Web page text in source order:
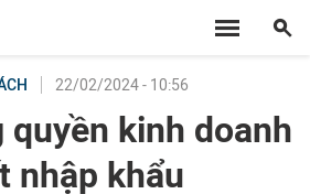
22/02/2024 - 10:56
quyền kinh doanh
nhập khẩu